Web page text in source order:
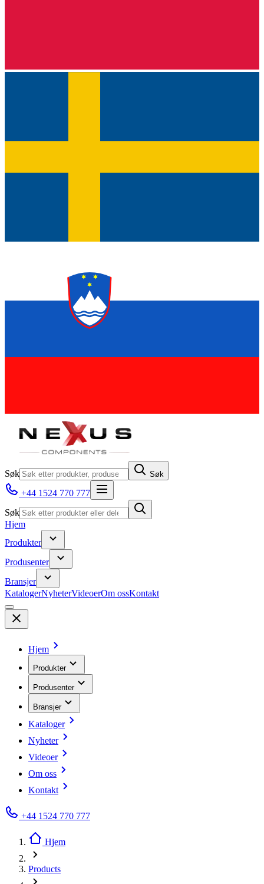
Søk Søk
+44 1524 770 777
Søk
Hjem
Produkter
Produsenter
Bransjer
KatalogerNyheterVideoerOm ossKontakt
Hjem
Produkter
Produsenter
Bransjer
Kataloger
Nyheter
Videoer
Om oss
Kontakt
+44 1524 770 777
Hjem
Products